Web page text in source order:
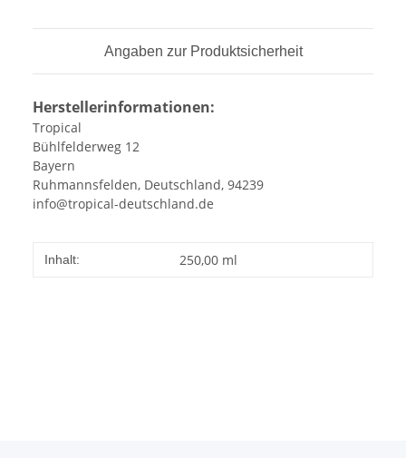
Angaben zur Produktsicherheit
Herstellerinformationen:
Tropical
Bühlfelderweg 12
Bayern
Ruhmannsfelden, Deutschland, 94239
info@tropical-deutschland.de
Inhalt: 250,00 ml